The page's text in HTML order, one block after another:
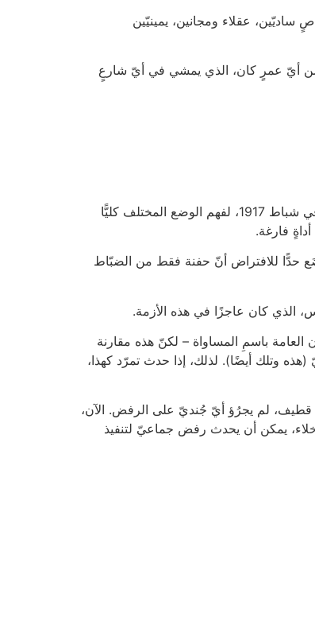
عقلاء ومجانين، يمينيّين
فالفلسطينيّ من أيّ عمرٍ كان، الذي يمشي في أيّ شارعٍ
يمكن التفكير في التمرّد على السفينة الحربيّة بوتيومكين في أوديسا عام 1905، أو في انتفاضة حامِية بتروغراد (سانت بطرسبرغ) في شباط 1917، لفهم الوضع المختلف كليًّا
حدًّا للافتراض أنّ حفنة فقط من الضبّاط
الذي كان عاجزًا في هذه الأزمة.
باسمِ المساواة – لكنّ هذه مقارنة
وتلك أيضًا). لذلك، إذا حدث تمرّد كهذا،
الجيش لإخلاء المستوطِنين من مستوطنات قطيف، لم يجرُؤ أيّ جُنديّ على الرفض. الآن،
يمكن أن يحدث رفض جماعيّ لتنفيذ